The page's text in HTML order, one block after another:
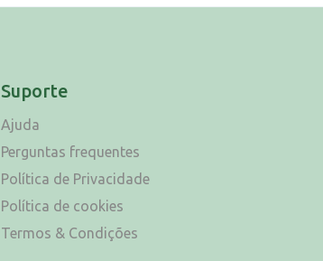
Suporte
Ajuda
Perguntas frequentes
Política de Privacidade
Política de cookies
Termos & Condições